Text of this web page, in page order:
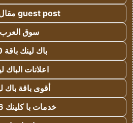
guest post مقال ضيف
سوق العرب
باك لينك باقة 20
اعلانات الباك
أقوى باقة باك
خدمات با كلينك 2026